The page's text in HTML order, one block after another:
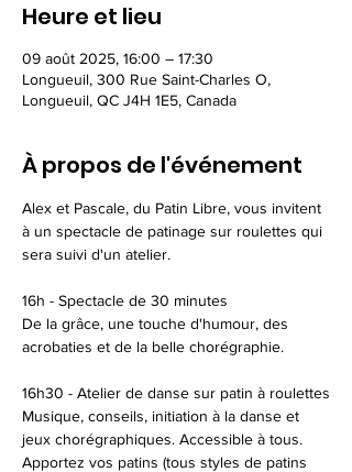
Heure et lieu
09 août 2025, 16:00 – 17:30
Longueuil, 300 Rue Saint-Charles O,
Longueuil, QC J4H 1E5, Canada
À propos de l'événement
Alex et Pascale, du Patin Libre, vous invitent
à un spectacle de patinage sur roulettes qui
sera suivi d'un atelier.
16h - Spectacle de 30 minutes
De la grâce, une touche d'humour, des
acrobaties et de la belle chorégraphie.
16h30 - Atelier de danse sur patin à roulettes
Musique, conseils, initiation à la danse et
jeux chorégraphiques. Accessible à tous.
Apportez vos patins (tous styles de patins